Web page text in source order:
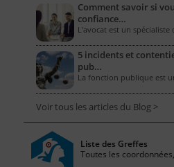
Comment savoir si
confiance…
L'avocat est un
5 incidents et
pub…
La fonction publique est
Voir tous les articles du Blog >
Liste des Greffes
Toutes les